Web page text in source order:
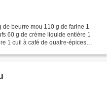
beurre mou 110 g de farine 1
60 g de crème liquide entière 1
1 cuil à café de quatre-épices